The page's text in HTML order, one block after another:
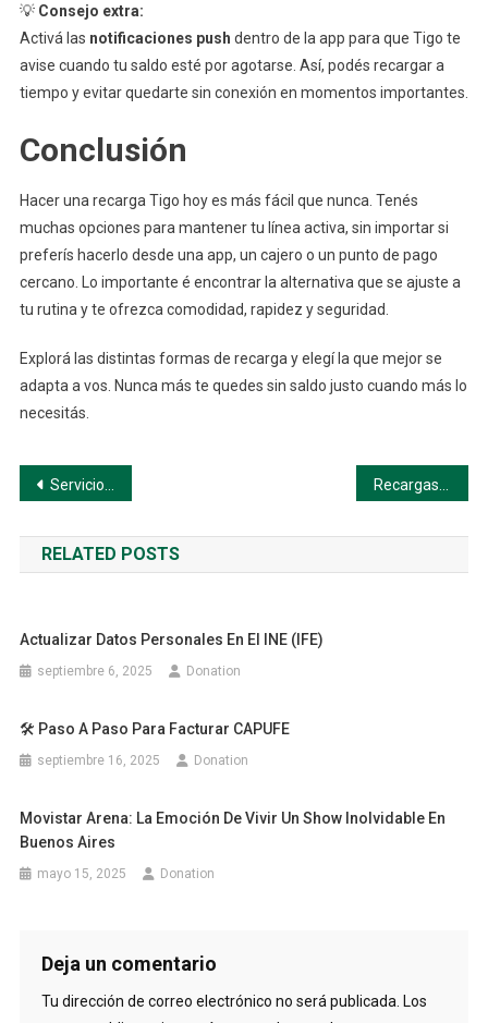
💡 Consejo extra:
Activá las notificaciones push dentro de la app para que Tigo te
avise cuando tu saldo esté por agotarse. Así, podés recargar a
tiempo y evitar quedarte sin conexión en momentos importantes.
Conclusión
Hacer una recarga Tigo hoy es más fácil que nunca. Tenés
muchas opciones para mantener tu línea activa, sin importar si
preferís hacerlo desde una app, un cajero o un punto de pago
cercano. Lo importante é encontrar la alternativa que se ajuste a
tu rutina y te ofrezca comodidad, rapidez y seguridad.
Explorá las distintas formas de recarga y elegí la que mejor se
adapta a vos. Nunca más te quedes sin saldo justo cuando más lo
necesitás.
Navegación
de
entradas
Servicios al Cliente Tigo en Argentina: Canales, Pasos y Consejos para Resolver tus Problemas
RELATED POSTS
Actualizar Datos Personales En El INE (IFE)
septiembre 6, 2025 Donation
🛠️ Paso A Paso Para Facturar CAPUFE
septiembre 16, 2025 Donation
Movistar Arena: La Emoción De Vivir Un Show Inolvidable En
Buenos Aires
mayo 15, 2025 Donation
Deja un comentario
Tu dirección de correo electrónico no será publicada. Los